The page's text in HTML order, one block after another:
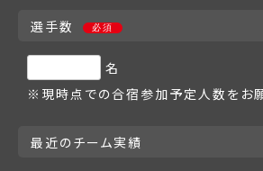
選手数 必須
名
※現時点での合宿参加予定人数をお願
最近のチーム実績